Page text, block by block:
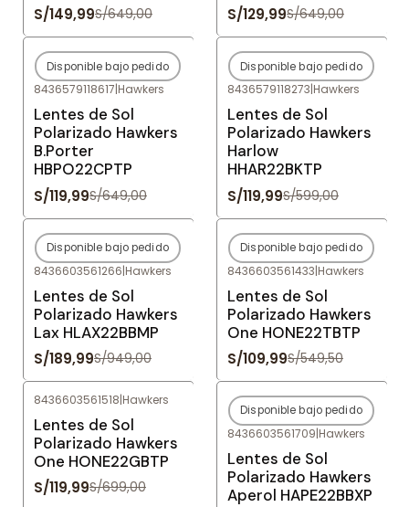
S/149,99S/649,00 S/129,99S/649,00
-82%OFF
Agotado
Disponible bajo pedido
8436579118617|Hawkers
Lentes de Sol
Polarizado Hawkers
B.Porter
HBPO22CPTP
S/119,99S/649,00
-80%OFF
Agotado
Disponible bajo pedido
8436579118273|Hawkers
Lentes de Sol
Polarizado Hawkers
Harlow
HHAR22BKTP
S/119,99S/599,00
-80%OFF
Agotado
Disponible bajo pedido
8436603561266|Hawkers
Lentes de Sol
Polarizado Hawkers
Lax HLAX22BBMP
S/189,99S/949,00
-80%OFF
Agotado
Disponible bajo pedido
8436603561433|Hawkers
Lentes de Sol
Polarizado Hawkers
One HONE22TBTP
S/109,99S/549,50
8436603561518|Hawkers
Lentes de Sol
Polarizado Hawkers
One HONE22GBTP
S/119,99S/699,00
-80%OFF
Agotado
Disponible bajo pedido
8436603561709|Hawkers
Lentes de Sol
Polarizado Hawkers
Aperol HAPE22BBXP